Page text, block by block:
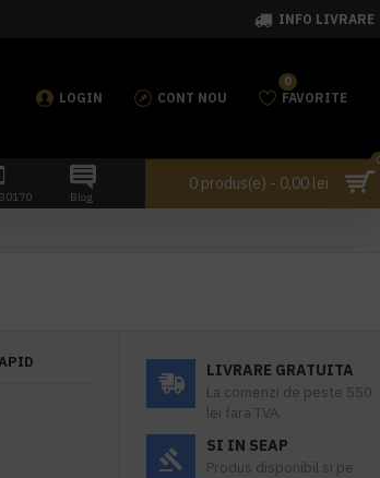
INFO LIVRARE
LOGIN CONT NOU FAVORITE
0
Blog
0 produs(e) - 0,00 lei
LIVRARE GRATUITA
La comenzi de peste 550
lei fara TVA.
SI IN SEAP
Produs disponibil si pe